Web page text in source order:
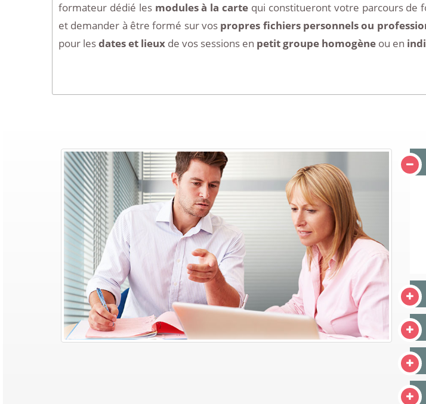
formateur dédié les modules à la carte qui constitueront votre parcours de
et demander à être formé sur vos propres fichiers personnels ou
pour lesdates et lieux de vos sessions en petit groupe homogène ou en